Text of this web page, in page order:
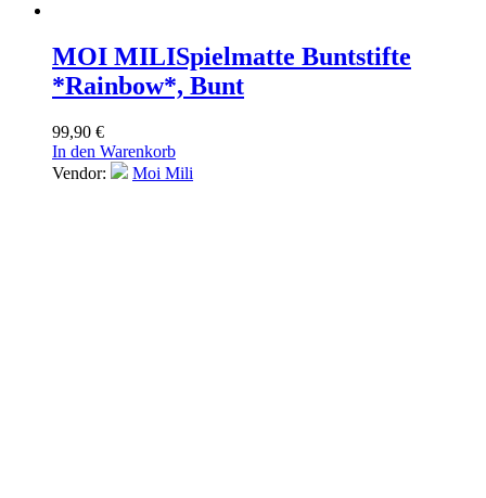
MOI MILISpielmatte Buntstifte
*Rainbow*, Bunt
99,90 €
In den Warenkorb
Vendor:
Moi Mili